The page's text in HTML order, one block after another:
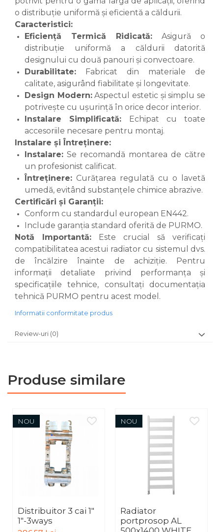
o distribuție uniformă și eficientă a căldurii.
Caracteristici:
Eficiență Termică Ridicată: Asigură o
distribuție uniformă a căldurii datorită
designului cu două panouri și convectoare.
Durabilitate: Fabricat din materiale de
calitate, asigurând fiabilitate și longevitate.
Design Modern:Aspectul estetic și simplu se
potrivește cu ușurință în orice decor interior.
Instalare Simplificată: Echipat cu toate
accesoriile necesare pentru montaj.
Instalare și Întreținere:
Instalare: Se recomandă montarea de către
un profesionist calificat.
Întreținere: Curățarea regulată cu o lavetă
umedă, evitând substanțele chimice abrazive.
Certificări și Garanții:
Conform cu standardul european EN442.
Include garanția standard oferită de PURMO.
Notă Importantă: Este crucial să verificați
compatibilitatea acestui radiator cu sistemul dvs.
de încălzire înainte de achiziție. Pentru
informații detaliate privind performanța și
specificațiile tehnice, consultați documentația
tehnică PURMO pentru acest model.
Informatii conformitate produs
Review-uri (0)
Produse similare
NOU
Distribuitor 3 cai 1"
1"-3ways
NOU
Radiator
portprosop AL